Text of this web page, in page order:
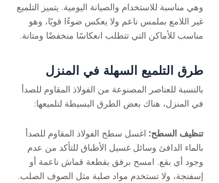
وهي مناسبة للاستخدام والصيانة اليومية. يتميز التلميع
غير اللامع بملمس ناعم ولا يعكس ضوءًا قويًا، وهو
مناسب للأماكن التي تتطلب انعكاسًا منخفضًا ومتانة.
طرق التلميع السهلة في المنزل
بالنسبة للعناصر المصنوعة من الفولاذ المقاوم للصدأ
في المنزل، هناك بعض الطرق البسيطة لتلميعها:
تنظيف السطح: اغسل سطح الفولاذ المقاوم للصدأ
بالماء الدافئ وسائل غسيل الأطباق للتأكد من عدم
وجود أي بقع. امسح برفق بقطعة قماش ناعمة أو
إسفنجة، ولا تستخدم مواد صلبة مثل الصوف الصلب.